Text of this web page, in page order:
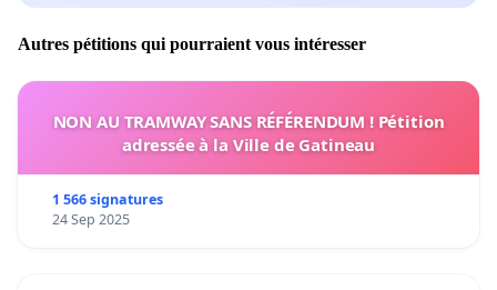
Autres pétitions qui pourraient vous intéresser
NON AU TRAMWAY SANS RÉFÉRENDUM ! Pétition
adressée à la Ville de Gatineau
1 566 signatures
24 Sep 2025